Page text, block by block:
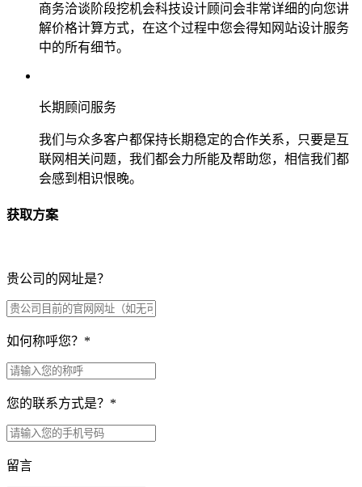
商务洽谈阶段挖机会科技设计顾问会非常详细的向您讲
解价格计算方式，在这个过程中您会得知网站设计服务
中的所有细节。
长期顾问服务
我们与众多客户都保持长期稳定的合作关系，只要是互
联网相关问题，我们都会力所能及帮助您，相信我们都
会感到相识恨晚。
获取方案
贵公司的网址是？
如何称呼您？ *
您的联系方式是？ *
留言